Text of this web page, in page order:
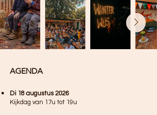
​AGENDA
Di 18 augustus 2026
Kijkdag van 17u tot 19u